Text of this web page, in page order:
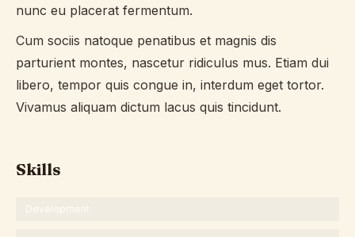
nunc eu placerat fermentum.
Cum sociis natoque penatibus et magnis dis
parturient montes, nascetur ridiculus mus. Etiam dui
libero, tempor quis congue in, interdum eget tortor.
Vivamus aliquam dictum lacus quis tincidunt.
Skills
Development